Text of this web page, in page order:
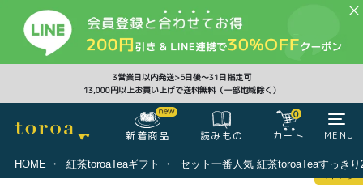
3営業日以内発送>5日後〜31日指定可
13,000円以上お買い上げで送料無料（一部地域除く）
新着商品 読みもの
0
カート MENU
CLOSE
0
HOME 紅茶toroaTeaギフト セット一番人気 紅茶toroaTeaすっき